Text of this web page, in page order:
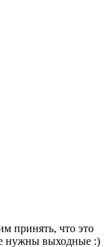
принять, что это
нужны выходные :)